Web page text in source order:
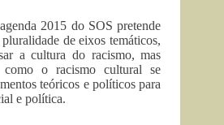
2015 do SOS pretende
de eixos temáticos,
a cultura do racismo, mas
como o racismo cultural se
teóricos e políticos para
e política.